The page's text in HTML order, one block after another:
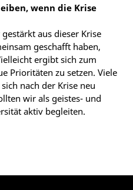
wenn die Krise
aus dieser Krise
geschafft haben,
ergibt sich zum
Prioritäten zu setzen. Viele
nach der Krise neu
wir als geistes- und
aktiv begleiten.